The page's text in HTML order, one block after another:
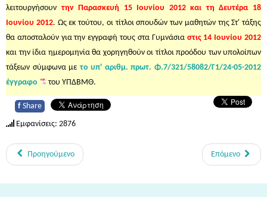
λειτουργήσουν την Παρασκευή 15 Ιουνίου 2012 και τη Δευτέρα 18
Ιουνίου 2012. Ως εκ τούτου, οι τίτλοι σπουδών των μαθητών της Στ' τάξης
θα αποσταλούν για την εγγραφή τους στα Γυμνάσιαστις 14 Ιουνίου 2012
και την ίδια ημερομηνία θα χορηγηθούν οι τίτλοι προόδου των υπολοίπων
τάξεων σύμφωνα μετο υπ' αριθμ. πρωτ. Φ.7/321/58082/Γ1/24-05-2012
έγγραφο
του ΥΠΔΒΜΘ.
f Share
Εμφανίσεις: 2876
Προηγούμενο Επόμενο